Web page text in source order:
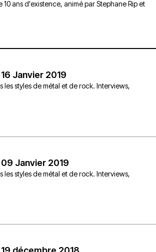
découvert
-
Festival
Évènements
10 ans d'existence, animé par Stephane Rip et
Janvier 2019
les styles de métal et de rock. Interviews,
Janvier 2019
les styles de métal et de rock. Interviews,